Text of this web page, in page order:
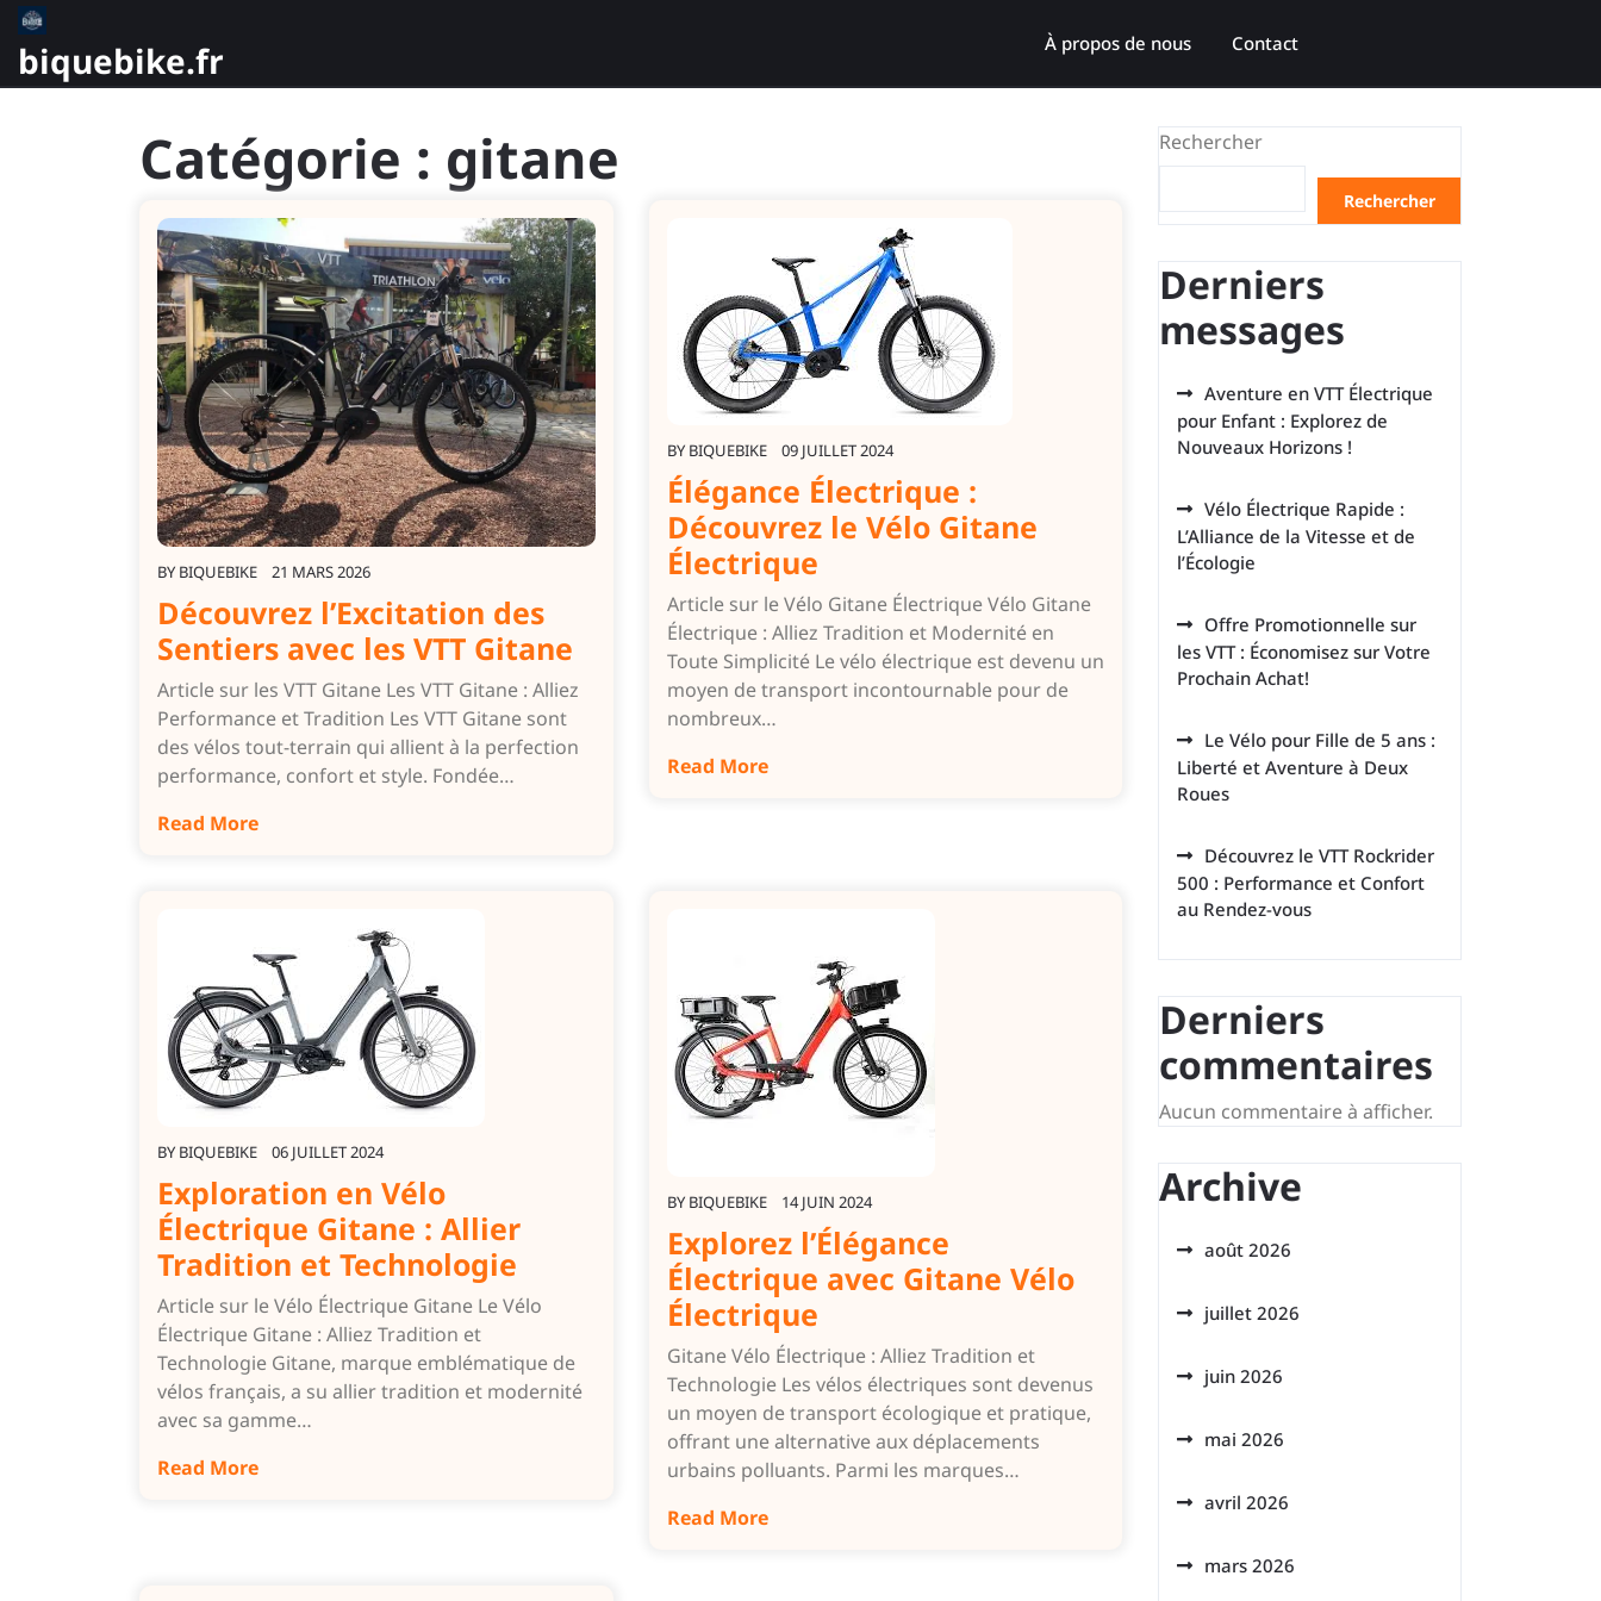
Skip
content
biquebike.fr À propos de nous Contact
Catégorie : gitane
BY BIQUEBIKE 21 MARS 2026
Découvrez l’Excitation des
Sentiers avec les VTT Gitane
Article sur les VTT Gitane Les VTT Gitane : Alliez
Performance et Tradition Les VTT Gitane sont
des vélos tout-terrain qui allient à la perfection
performance, confort et style. Fondée…
Read More
BY BIQUEBIKE 09 JUILLET 2024
Élégance Électrique :
Découvrez le Vélo Gitane
Électrique
Article sur le Vélo Gitane Électrique Vélo Gitane
Électrique : Alliez Tradition et Modernité en
Toute Simplicité Le vélo électrique est devenu un
moyen de transport incontournable pour de
nombreux…
Read More
BY BIQUEBIKE 06 JUILLET 2024
Exploration en Vélo
Électrique Gitane : Allier
Tradition et Technologie
Article sur le Vélo Électrique Gitane Le Vélo
Électrique Gitane : Alliez Tradition et
Technologie Gitane, marque emblématique de
vélos français, a su allier tradition et modernité
avec sa gamme…
Read More
BY BIQUEBIKE 14 JUIN 2024
Explorez l’Élégance
Électrique avec Gitane Vélo
Électrique
Gitane Vélo Électrique : Alliez Tradition et
Technologie Les vélos électriques sont devenus
un moyen de transport écologique et pratique,
offrant une alternative aux déplacements
urbains polluants. Parmi les marques…
Read More
Rechercher
Rechercher
Derniers
messages
Aventure en VTT Électrique
pour Enfant : Explorez de
Nouveaux Horizons !
Vélo Électrique Rapide :
L’Alliance de la Vitesse et de
l’Écologie
Offre Promotionnelle sur
les VTT : Économisez sur Votre
Prochain Achat!
Le Vélo pour Fille de 5 ans :
Liberté et Aventure à Deux
Roues
Découvrez le VTT Rockrider
500 : Performance et Confort
au Rendez-vous
Derniers
commentaires
Aucun commentaire à afficher.
Archive
août 2026
juillet 2026
juin 2026
mai 2026
avril 2026
mars 2026